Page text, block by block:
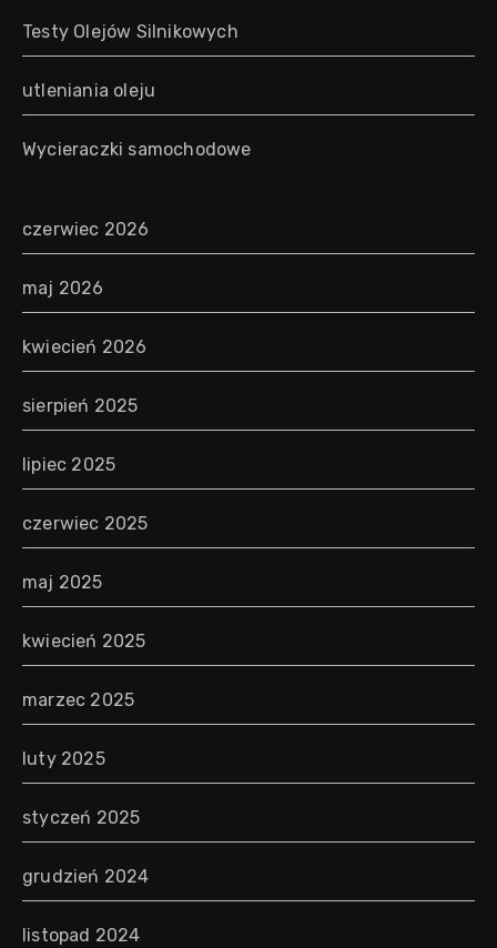
Testy Olejów Silnikowych
utleniania oleju
Wycieraczki samochodowe
czerwiec 2026
maj 2026
kwiecień 2026
sierpień 2025
lipiec 2025
czerwiec 2025
maj 2025
kwiecień 2025
marzec 2025
luty 2025
styczeń 2025
grudzień 2024
listopad 2024